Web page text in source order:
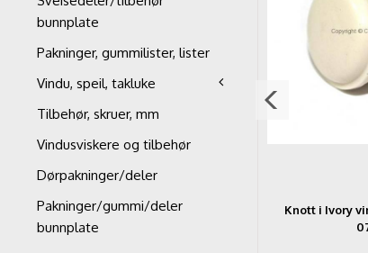
bunnplate
Pakninger, gummilister, lister
Vindu, speil, takluke
Tilbehør, skruer, mm
Vindusviskere og tilbehør
Dørpakninger/deler
Pakninger/gummi/deler
bunnplate
Låsepinner til spylevæskebeholder
Knott i Ivory